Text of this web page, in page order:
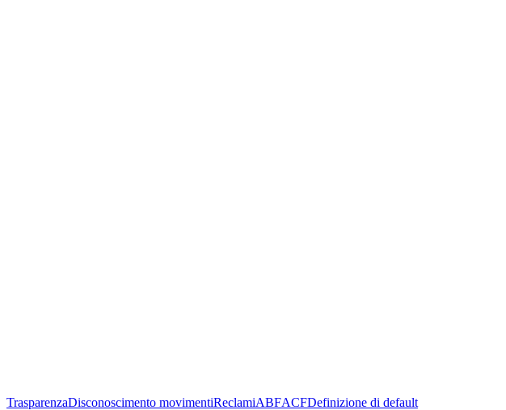
TrasparenzaDisconoscimento movimentiReclamiABFACFDefinizione di default